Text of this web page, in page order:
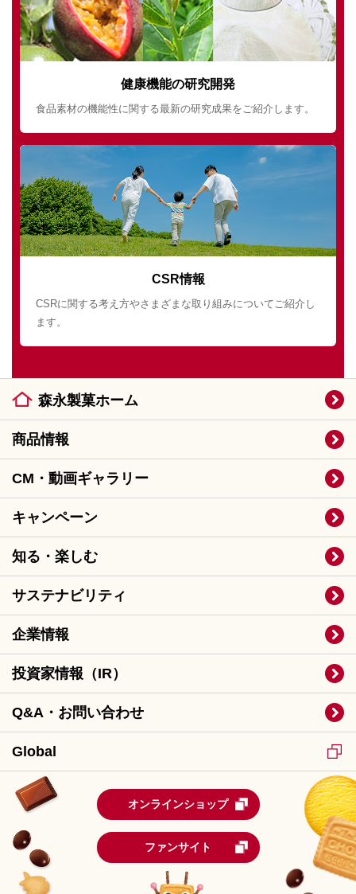
健康機能の研究開発
食品素材の機能性に関する最新の研究成果をご紹介します。
CSR情報
CSRに関する考え方やさまざまな取り組みについてご紹介し
ます。
森永製菓ホーム
商品情報
CM・動画ギャラリー
キャンペーン
知る・楽しむ
サステナビリティ
企業情報
投資家情報（IR）
Q&A・お問い合わせ
Global
オンラインショップ
ファンサイト